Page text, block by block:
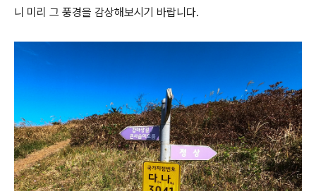
니 미리 그 풍경을 감상해보시기 바랍니다.